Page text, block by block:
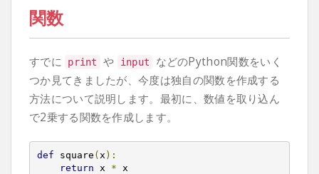
関数
すでに print や input
などのPython関数をいく
つか見てきましたが、今度は独自の関数を作成する
方法について説明します。最初に、数値を取り込ん
で2乗する関数を作成します。
def square ( x ):
return x * x